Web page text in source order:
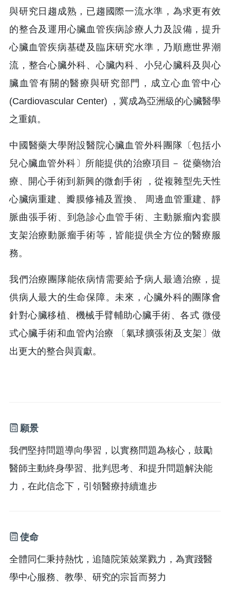
與研究日趨成熟，已趨國際一流水準，為求更有效
的整合及運用心臟血管疾病診療人力及設備，提升
心臟血管疾病基礎及臨床研究水準，乃順應世界潮
流，整合心臟外科、心臟內科、小兒心臟科及與心
臟血管有關的醫療與研究部門，成立心血管中心
(Cardiovascular Center) ，冀成為亞洲級的心臟醫學
之重鎮。
中國醫藥大學附設醫院心臟血管外科團隊〔包括小
兒心臟血管外科〕所能提供的治療項目－ 從藥物治
療、開心手術到新興的微創手術 ，從複雜型先天性
心臟病重建、瓣膜修補及置換、 周邊血管重建、靜
脈曲張手術、到急診心血管手術、主動脈瘤內套膜
支架治療動脈瘤手術等，皆能提供全方位的醫療服
務。
我們治療團隊能依病情需要給予病人最適治療，提
供病人最大的生命保障。未來，心臟外科的團隊會
針對心臟移植、機械手臂輔助心臟手術、各式 微侵
式心臟手術和血管內治療 〔氣球擴張術及支架〕做
出更大的整合與貢獻。
願景
我們堅持問題導向學習，以實務問題為核心，鼓勵
醫師主動終身學習、批判思考、和提升問題解決能
力，在此信念下，引領醫療持續進步
使命
全體同仁秉持熱忱，追隨院策兢業戮力，為實踐醫
學中心服務、教學、研究的宗旨而努力